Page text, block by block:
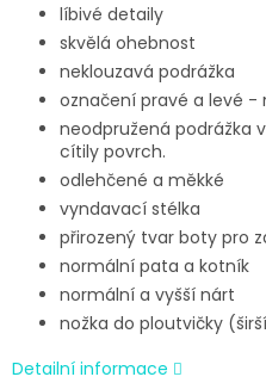
líbivé detaily
skvělá ohebnost
neklouzavá podrážka
označení pravé a levé -
neodpružená podrážka
cítily povrch.
odlehčené a měkké
vyndavací stélka
přirozený tvar boty pro
normální pata a kotník
normální a vyšší nárt
nožka do ploutvičky
Detailní informace